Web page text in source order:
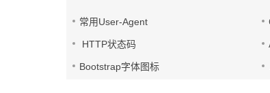
常用User-Agent
HTTP状态码
Bootstrap字体图标